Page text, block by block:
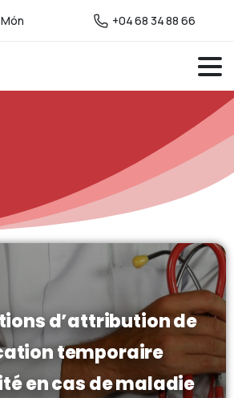
+04 68 34 88 66
d’attribution de
temporaire
en cas de maladie